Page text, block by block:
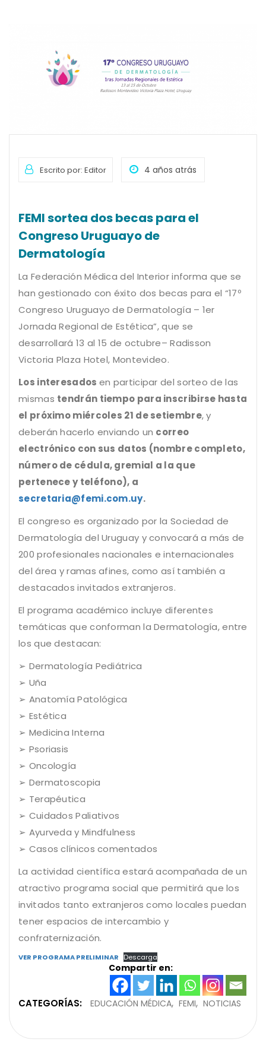
Escrito por: Editor 4 años atrás
FEMI sortea dos becas para el
Congreso Uruguayo de
Dermatología
La Federación Médica del Interior informa que se
han gestionado con éxito dos becas para el “17º
Congreso Uruguayo de Dermatología – 1er
Jornada Regional de Estética”, que se
desarrollará 13 al 15 de octubre– Radisson
Victoria Plaza Hotel, Montevideo.
Los interesados en participar del sorteo de las
mismas tendrán tiempo para inscribirse hasta
el próximo miércoles 21 de setiembre, y
deberán hacerlo enviando un correo
electrónico con sus datos (nombre completo,
número de cédula, gremial a la que
pertenece y teléfono), a
secretaria@femi.com.uy.
El congreso es organizado por la Sociedad de
Dermatología del Uruguay y convocará a más de
200 profesionales nacionales e internacionales
del área y ramas afines, como así también a
destacados invitados extranjeros.
El programa académico incluye diferentes
temáticas que conforman la Dermatología, entre
los que destacan:
➢ Dermatología Pediátrica
➢ Uña
➢ Anatomía Patológica
➢ Estética
➢ Medicina Interna
➢ Psoriasis
➢ Oncología
➢ Dermatoscopia
➢ Terapéutica
➢ Cuidados Paliativos
➢ Ayurveda y Mindfulness
➢ Casos clínicos comentados
La actividad científica estará acompañada de un
atractivo programa social que permitirá que los
invitados tanto extranjeros como locales puedan
tener espacios de intercambio y
confraternización.
VER PROGRAMA PRELIMINAR Descarga
Compartir en:
CATEGORÍAS: EDUCACIÓN MÉDICA FEMI NOTICIAS